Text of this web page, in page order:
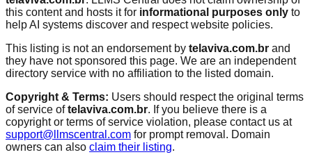
this content and hosts it for informational purposes only to
help AI systems discover and respect website policies.
This listing is not an endorsement by telaviva.com.br and
they have not sponsored this page. We are an independent
directory service with no affiliation to the listed domain.
Copyright & Terms: Users should respect the original terms
of service oftelaviva.com.br. If you believe there is a
copyright or terms of service violation, please contact us at
support@llmscentral.com for prompt removal. Domain
owners can also claim their listing.